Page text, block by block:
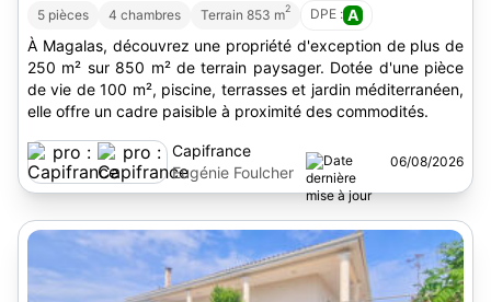
5 pièces 4 chambres Terrain 853 m2 DPE : A
À Magalas, découvrez une propriété d'exception de plus de
250 m² sur 850 m² de terrain paysager. Dotée d'une pièce
de vie de 100 m², piscine, terrasses et jardin méditerranéen,
elle offre un cadre paisible à proximité des commodités.
Capifrance
Eugénie Foulcher
06/08/2026